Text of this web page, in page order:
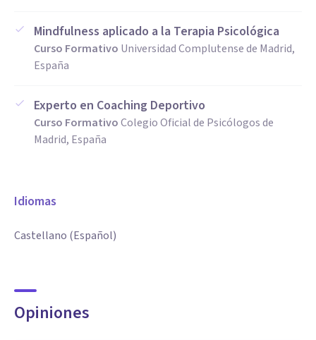
Mindfulness aplicado a la Terapia Psicológica
Curso Formativo Universidad Complutense de Madrid,
España
Experto en Coaching Deportivo
Curso FormativoColegio Oficial de Psicólogos de
Madrid, España
Idiomas
Castellano (Español)
Opiniones